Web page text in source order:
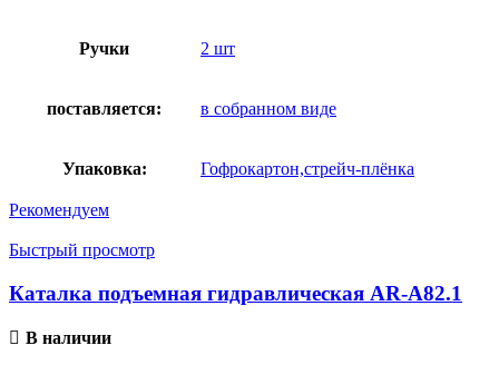
Ручки 2 шт
поставляется: в собранном виде
Упаковка: Гофрокартон,стрейч-плёнка
Рекомендуем
Быстрый просмотр
Каталка подъемная гидравлическая AR-A82.1
В наличии